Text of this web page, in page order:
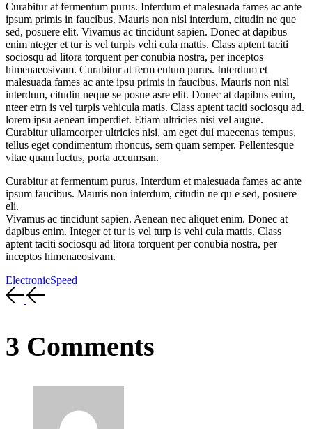
Curabitur at fermentum purus. Interdum et malesuada fames ac ante
ipsum primis in faucibus. Mauris non nisl interdum, citudin ne que
sed, posuere elit. Vivamus ac tincidunt sapien. Donec at dapibus
enim nteger et tur is vel turpis vehi cula mattis. Class aptent taciti
sociosqu ad litora torquent per conubia nostra, per inceptos
himenaeosivam. Curabitur at ferm entum purus. Interdum et
malesuada fames ac ante ipsu primis in faucibus. Mauris non nisl
interdum, citudin neque se posue asre elit. Donec at dapibus enim,
nteer etrn is vel turpis vehicula matis. Class aptent taciti sociosqu ad.
lorem ipsu aenean imperdiet. Etiam ultricies nisi vel augue.
Curabitur ullamcorper ultricies nisi, am eget dui maecenas tempus,
tellus eget condimentum rhoncus, sem quam semper. Pellentesque
vitae quam luctus, porta accumsan.
Curabitur at fermentum purus. Interdum et malesuada fames ac ante
ipsum faucibus. Mauris non interdum, citudin ne qu e sed, posuere
eli.
Vivamus ac tincidunt sapien. Aenean nec aliquet enim. Donec at
dapibus enim. Integer et tur is vel turp is vehi cula mattis. Class
aptent taciti sociosqu ad litora torquent per conubia nostra, per
inceptos himenaeosivam.
ElectronicSpeed
3 Comments